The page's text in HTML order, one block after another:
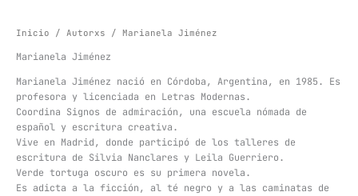
Inicio / Autorxs / Marianela Jiménez
Marianela Jiménez
Marianela Jiménez nació en Córdoba, Argentina, en 1985. Es
profesora y licenciada en Letras Modernas.
Coordina Signos de admiración, una escuela nómada de
español y escritura creativa.
Vive en Madrid, donde participó de los talleres de
escritura de Silvia Nanclares y Leila Guerriero.
Verde tortuga oscuro es su primera novela.
Es adicta a la ficción, al té negro y a las caminatas de